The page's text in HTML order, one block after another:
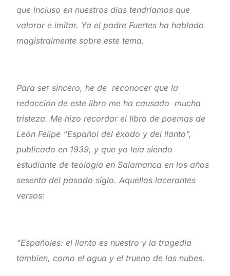
que incluso en nuestros días tendríamos que
valorar e imitar. Ya el padre Fuertes ha hablado
magistralmente sobre este tema.
Para ser sincero, he de reconocer que la
redacción de este libro me ha causado mucha
tristeza. Me hizo recordar el libro de poemas de
León Felipe “Español del éxodo y del llanto”,
publicado en 1939, y que yo leía siendo
estudiante de teología en Salamanca en los años
sesenta del pasado siglo. Aquellos lacerantes
versos:
“Españoles: el llanto es nuestro y la tragedia
tambien, como el agua y el trueno de las nubes.